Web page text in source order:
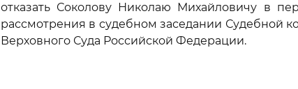
отказать Соколову Николаю Михайловичу в
рассмотрения в судебном заседании Судебной
Верховного Суда Российской Федерации.